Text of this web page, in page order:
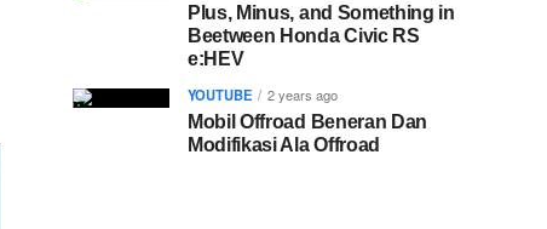
Plus, Minus, and Something in
Beetween Honda Civic RS
e:HEV
YOUTUBE 2 years ago
Mobil Offroad Beneran Dan
Modifikasi Ala Offroad